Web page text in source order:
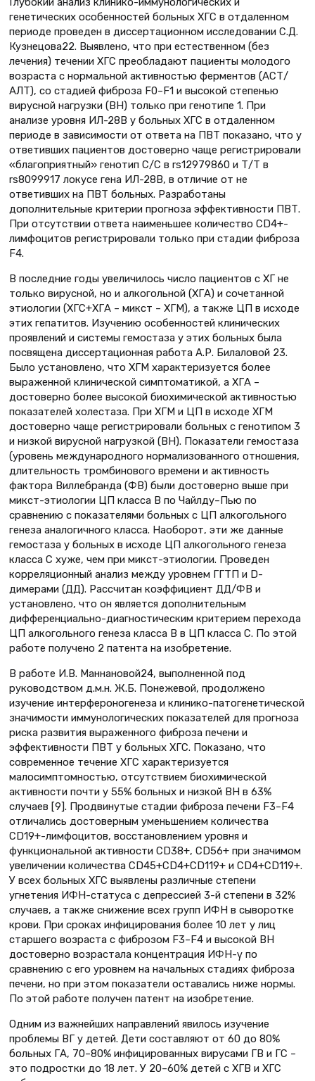
генетических особенностей больных ХГС в отдаленном
периоде проведен в диссертационном исследовании С.Д.
Кузнецова22. Выявлено, что при естественном (без
лечения) течении ХГС преобладают пациенты молодого
возраста с нормальной активностью ферментов (АСТ/
АЛТ), со стадией фиброза F0–F1 и высокой степенью
вирусной нагрузки (ВН) только при генотипе 1. При
анализе уровня ИЛ-28В у больных ХГС в отдаленном
периоде в зависимости от ответа на ПВТ показано, что у
ответивших пациентов достоверно чаще регистрировали
«благоприятный» генотип С/С в rs12979860 и Т/Т в
rs8099917 локусе гена ИЛ-28В, в отличие от не
ответивших на ПВТ больных. Разработаны
дополнительные критерии прогноза эффективности ПВТ.
При отсутствии ответа наименьшее количество CD4+-
лимфоцитов регистрировали только при стадии фиброза
F4.
В последние годы увеличилось число пациентов с ХГ не
только вирусной, но и алкогольной (ХГА) и сочетанной
этиологии (ХГС+ХГА – микст – ХГМ), а также ЦП в исходе
этих гепатитов. Изучению особенностей клинических
проявлений и системы гемостаза у этих больных была
посвящена диссертационная работа А.Р. Билаловой 23.
Было установлено, что ХГМ характеризуется более
выраженной клинической симптоматикой, а ХГА –
достоверно более высокой биохимической активностью
показателей холестаза. При ХГМ и ЦП в исходе ХГМ
достоверно чаще регистрировали больных с генотипом 3
и низкой вирусной нагрузкой (ВН). Показатели гемостаза
(уровень международного нормализованного отношения,
длительность тромбинового времени и активность
фактора Виллебранда (ФВ) были достоверно выше при
микст-этиологии ЦП класса В по Чайлду–Пью по
сравнению с показателями больных с ЦП алкогольного
генеза аналогичного класса. Наоборот, эти же данные
гемостаза у больных в исходе ЦП алкогольного генеза
класса С хуже, чем при микст-этиологии. Проведен
корреляционный анализ между уровнем ГГТП и D-
димерами (ДД). Рассчитан коэффициент ДД/ФВ и
установлено, что он является дополнительным
дифференциально-диагностическим критерием перехода
ЦП алкогольного генеза класса В в ЦП класса С. По этой
работе получено 2 патента на изобретение.
В работе И.В. Маннановой24, выполненной под
руководством д.м.н. Ж.Б. Понежевой, продолжено
изучение интерфероногенеза и клинико-патогенетической
значимости иммунологических показателей для прогноза
риска развития выраженного фиброза печени и
эффективности ПВТ у больных ХГС. Показано, что
современное течение ХГС характеризуется
малосимптомностью, отсутствием биохимической
активности почти у 55% больных и низкой ВН в 63%
случаев [9]. Продвинутые стадии фиброза печени F3–F4
отличались достоверным уменьшением количества
CD19+-лимфоцитов, восстановлением уровня и
функциональной активности CD38+, CD56+ при значимом
увеличении количества CD45+CD4+CD119+ и CD4+CD119+.
У всех больных ХГС выявлены различные степени
угнетения ИФН-статуса с депрессией 3-й степени в 32%
случаев, а также снижение всех групп ИФН в сыворотке
крови. При сроках инфицирования более 10 лет у лиц
старшего возраста с фиброзом F3–F4 и высокой ВН
достоверно возрастала концентрация ИФН-γ по
сравнению с его уровнем на начальных стадиях фиброза
печени, но при этом показатели оставались ниже нормы.
По этой работе получен патент на изобретение.
Одним из важнейших направлений явилось изучение
проблемы ВГ у детей. Дети составляют от 60 до 80%
больных ГА, 70–80% инфицированных вирусами ГВ и ГС –
это подростки до 18 лет. У 20–60% детей с ХГВ и ХГС